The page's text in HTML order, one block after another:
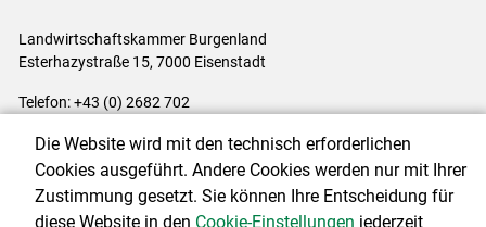
Landwirtschaftskammer Burgenland
Esterhazystraße 15, 7000 Eisenstadt
Telefon: +43 (0) 2682 702
Impressum|Kontakt|Datenschutzerklärung|Barrierefreiheit|
Cookie-Einstellungen
Die Website wird mit den technisch erforderlichen
Cookies ausgeführt. Andere Cookies werden nur mit Ihrer
Zustimmung gesetzt. Sie können Ihre Entscheidung für
diese Website in den Cookie-Einstellungen jederzeit